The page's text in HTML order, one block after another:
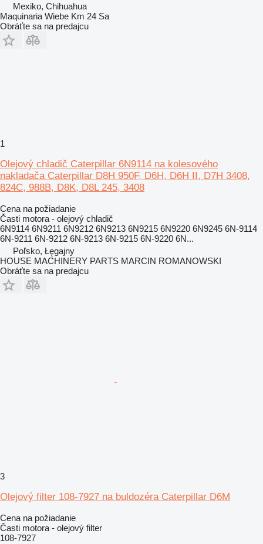
Mexiko, Chihuahua
Maquinaria Wiebe Km 24 Sa
Obráťte sa na predajcu
1
Olejový chladič Caterpillar 6N9114 na kolesového
nakladača Caterpillar D8H 950F, D6H, D6H II, D7H 3408,
824C, 988B, D8K, D8L 245, 3408
Cena na požiadanie
Časti motora - olejový chladič
6N9114 6N9211 6N9212 6N9213 6N9215 6N9220 6N9245 6N-9114
6N-9211 6N-9212 6N-9213 6N-9215 6N-9220 6N...
Poľsko, Łęgajny
HOUSE MACHINERY PARTS MARCIN ROMANOWSKI
Obráťte sa na predajcu
3
Olejový filter 108-7927 na buldozéra Caterpillar D6M
Cena na požiadanie
Časti motora - olejový filter
108-7927